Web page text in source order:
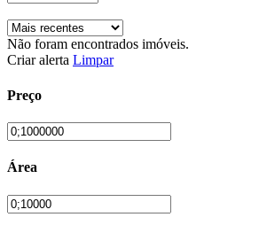
Não foram encontrados imóveis.
Criar alerta Limpar
Preço
Área